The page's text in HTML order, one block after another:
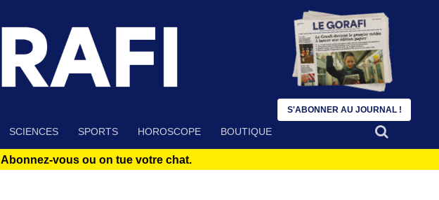
SCIENCES SPORTS HOROSCOPE BOUTIQUE
Abonnez-vous ou on tue votre chat.
S'ABONNER AU JOURNAL !